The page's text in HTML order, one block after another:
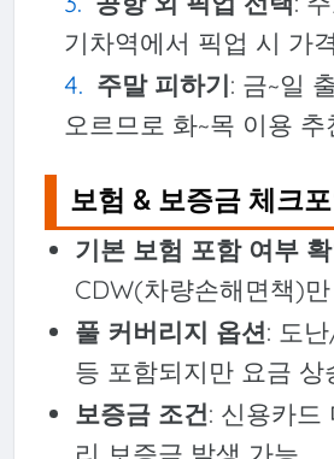
기차역에서 픽업 시 가
주말 피하기: 금~일
오르므로 화~목 이용 추
보험 & 보증금 체크
기본 보험 포함 여부
CDW(차량손해면책)
풀 커버리지 옵션: 도
등 포함되지만 요금 상
보증금 조건: 신용카드